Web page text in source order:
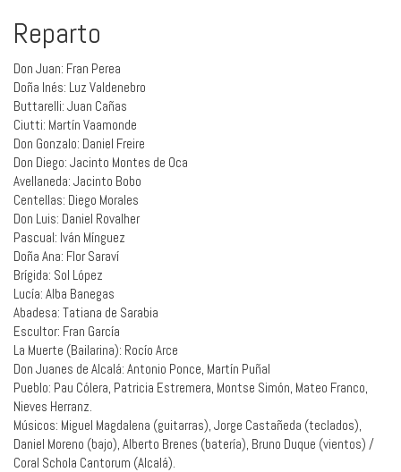
Reparto
Don Juan: Fran Perea
Doña Inés: Luz Valdenebro
Buttarelli: Juan Cañas
Ciutti: Martín Vaamonde
Don Gonzalo: Daniel Freire
Don Diego: Jacinto Montes de Oca
Avellaneda: Jacinto Bobo
Centellas: Diego Morales
Don Luis: Daniel Rovalher
Pascual: Iván Mínguez
Doña Ana: Flor Saraví
Brígida: Sol López
Lucía: Alba Banegas
Abadesa: Tatiana de Sarabia
Escultor: Fran García
La Muerte (Bailarina): Rocío Arce
Don Juanes de Alcalá: Antonio Ponce, Martín Puñal
Pueblo: Pau Cólera, Patricia Estremera, Montse Simón, Mateo Franco,
Nieves Herranz.
Músicos: Miguel Magdalena (guitarras), Jorge Castañeda (teclados),
Daniel Moreno (bajo), Alberto Brenes (batería), Bruno Duque (vientos) /
Coral Schola Cantorum (Alcalá).